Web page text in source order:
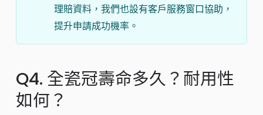
理賠資料，我們也設有客戶服務窗口協助，
提升申請成功機率。
Q4. 全瓷冠壽命多久？耐用性
如何？